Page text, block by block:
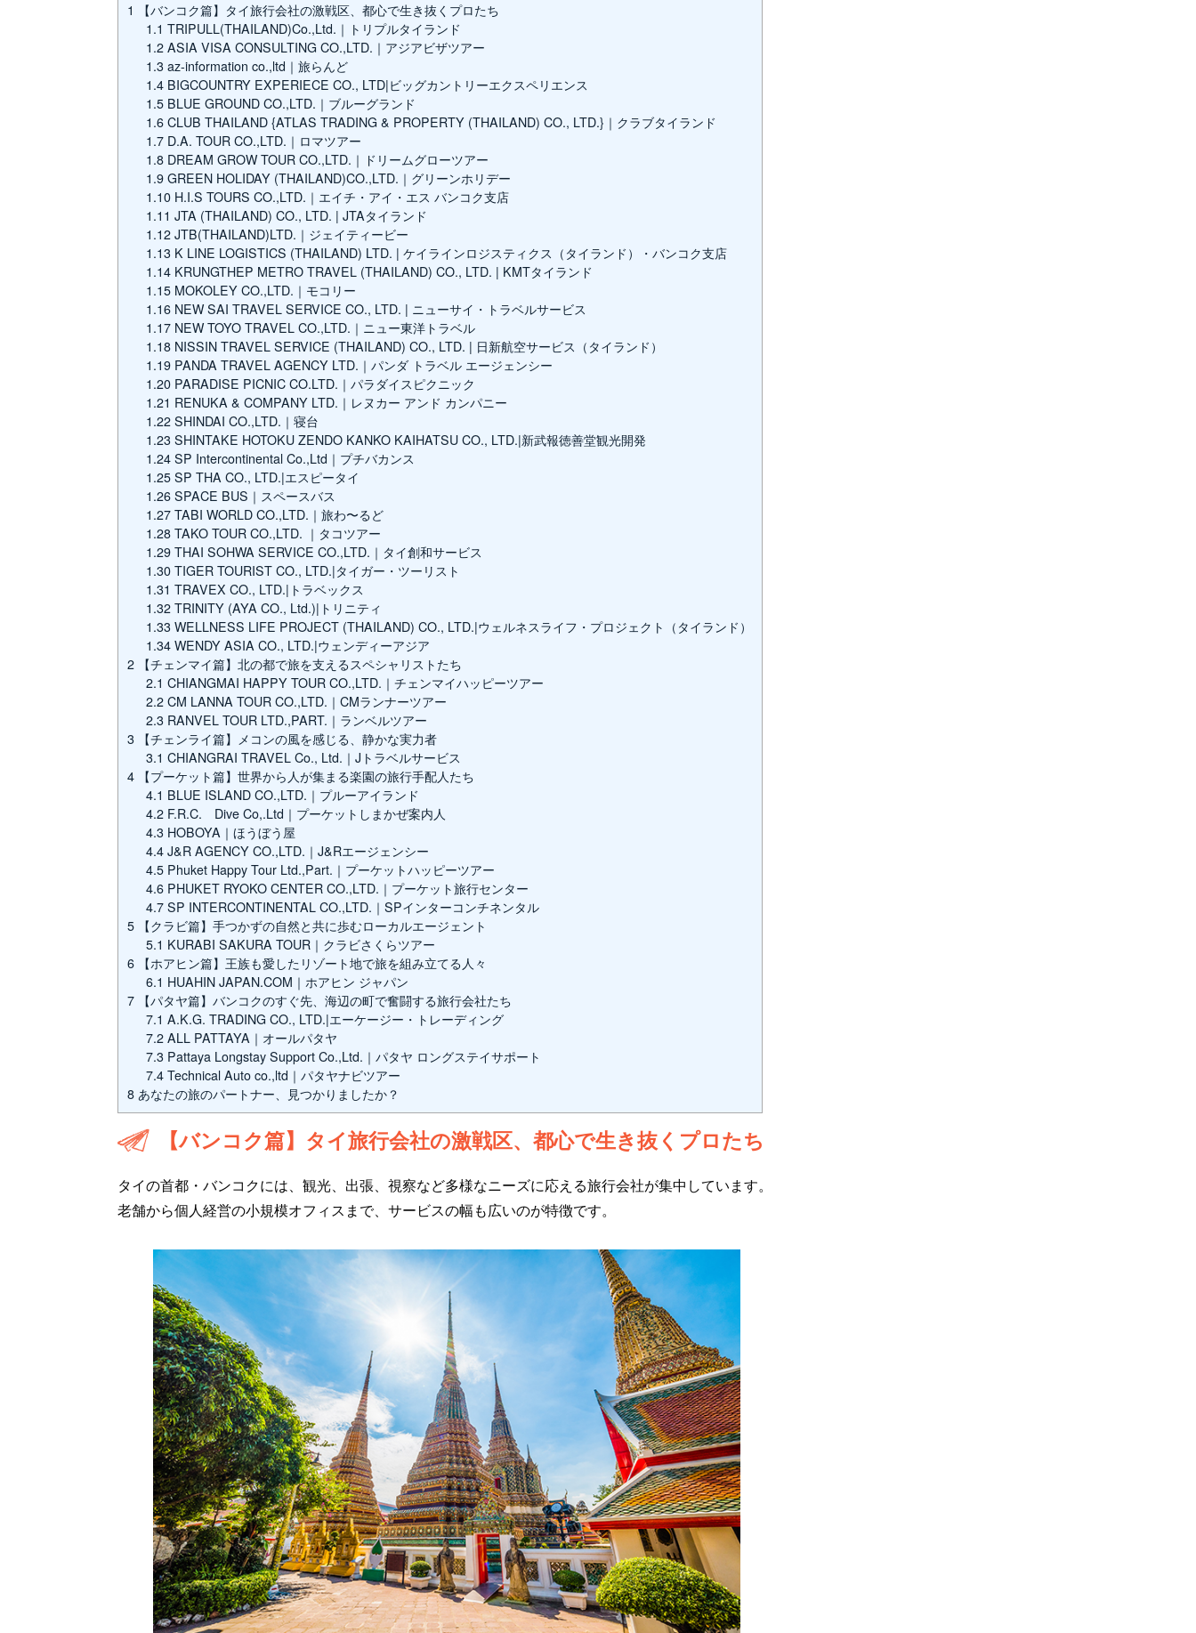
1
【バンコク篇】タイ旅行会社の激戦区、都心で生き抜くプロたち
1.1 TRIPULL(THAILAND)Co.,Ltd.｜トリプルタイランド
1.2 ASIA VISA CONSULTING CO.,LTD.｜アジアビザツアー
1.3 az-information co.,ltd｜旅らんど
1.4 BIGCOUNTRY EXPERIECE CO., LTD|ビッグカントリーエクスペリエンス
1.5 BLUE GROUND CO.,LTD.｜ブルーグランド
1.6 CLUB THAILAND {ATLAS TRADING & PROPERTY (THAILAND) CO., LTD.}｜クラブタイランド
1.7 D.A. TOUR CO.,LTD.｜ロマツアー
1.8 DREAM GROW TOUR CO.,LTD.｜ドリームグローツアー
1.9 GREEN HOLIDAY (THAILAND)CO.,LTD.｜グリーンホリデー
1.10 H.I.S TOURS CO.,LTD.｜エイチ・アイ・エス バンコク支店
1.11 JTA (THAILAND) CO., LTD. | JTAタイランド
1.12 JTB(THAILAND)LTD.｜ジェイティービー
1.13 K LINE LOGISTICS (THAILAND) LTD. | ケイラインロジスティクス（タイランド）・バンコク支店
1.14 KRUNGTHEP METRO TRAVEL (THAILAND) CO., LTD. | KMTタイランド
1.15 MOKOLEY CO.,LTD.｜モコリー
1.16 NEW SAI TRAVEL SERVICE CO., LTD. | ニューサイ・トラベルサービス
1.17 NEW TOYO TRAVEL CO.,LTD.｜ニュー東洋トラベル
1.18 NISSIN TRAVEL SERVICE (THAILAND) CO., LTD. | 日新航空サービス（タイランド）
1.19 PANDA TRAVEL AGENCY LTD.｜パンダ トラベル エージェンシー
1.20 PARADISE PICNIC CO.LTD.｜パラダイスピクニック
1.21 RENUKA & COMPANY LTD.｜レヌカー アンド カンパニー
1.22 SHINDAI CO.,LTD.｜寝台
1.23 SHINTAKE HOTOKU ZENDO KANKO KAIHATSU CO., LTD.|新武報徳善堂観光開発
1.24 SP Intercontinental Co.,Ltd｜プチバカンス
1.25 SP THA CO., LTD.|エスピータイ
1.26 SPACE BUS｜スペースバス
1.27 TABI WORLD CO.,LTD.｜旅わ〜るど
1.28 TAKO TOUR CO.,LTD. ｜タコツアー
1.29 THAI SOHWA SERVICE CO.,LTD.｜タイ創和サービス
1.30 TIGER TOURIST CO., LTD.|タイガー・ツーリスト
1.31 TRAVEX CO., LTD.|トラベックス
1.32 TRINITY (AYA CO., Ltd.)|トリニティ
1.33 WELLNESS LIFE PROJECT (THAILAND) CO., LTD.|ウェルネスライフ・プロジェクト（タイランド）
1.34 WENDY ASIA CO., LTD.|ウェンディーアジア
2 【チェンマイ篇】北の都で旅を支えるスペシャリストたち
2.1 CHIANGMAI HAPPY TOUR CO.,LTD.｜チェンマイハッピーツアー
2.2 CM LANNA TOUR CO.,LTD.｜CMランナーツアー
2.3 RANVEL TOUR LTD.,PART.｜ランベルツアー
3 【チェンライ篇】メコンの風を感じる、静かな実力者
3.1 CHIANGRAI TRAVEL Co., Ltd.｜Jトラベルサービス
4 【プーケット篇】世界から人が集まる楽園の旅行手配人たち
4.1 BLUE ISLAND CO.,LTD.｜プルーアイランド
4.2 F.R.C. Dive Co,.Ltd｜プーケットしまかぜ案内人
4.3 HOBOYA｜ほうぼう屋
4.4 J&R AGENCY CO.,LTD.｜J&Rエージェンシー
4.5 Phuket Happy Tour Ltd.,Part.｜プーケットハッピーツアー
4.6 PHUKET RYOKO CENTER CO.,LTD.｜プーケット旅行センター
4.7 SP INTERCONTINENTAL CO.,LTD.｜SPインターコンチネンタル
5 【クラビ篇】手つかずの自然と共に歩むローカルエージェント
5.1 KURABI SAKURA TOUR｜クラビさくらツアー
6 【ホアヒン篇】王族も愛したリゾート地で旅を組み立てる人々
6.1 HUAHIN JAPAN.COM｜ホアヒン ジャパン
7 【パタヤ篇】バンコクのすぐ先、海辺の町で奮闘する旅行会社たち
7.1 A.K.G. TRADING CO., LTD.|エーケージー・トレーディング
7.2 ALL PATTAYA｜オールパタヤ
7.3 Pattaya Longstay Support Co.,Ltd.｜パタヤ ロングステイサポート
7.4 Technical Auto co.,ltd｜パタヤナビツアー
8 あなたの旅のパートナー、見つかりましたか？
【バンコク篇】タイ旅行会社の激戦区、都心で生き抜くプロたち
タイの首都・バンコクには、観光、出張、視察など多様なニーズに応える旅行会社が集中しています。
老舗から個人経営の小規模オフィスまで、サービスの幅も広いのが特徴です。